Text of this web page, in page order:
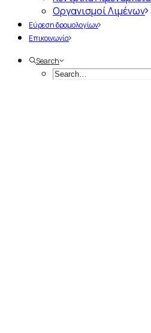
Οργανισμοί Λιμένων
Εύρεση δρομολογίων
Επικοινωνία
Search